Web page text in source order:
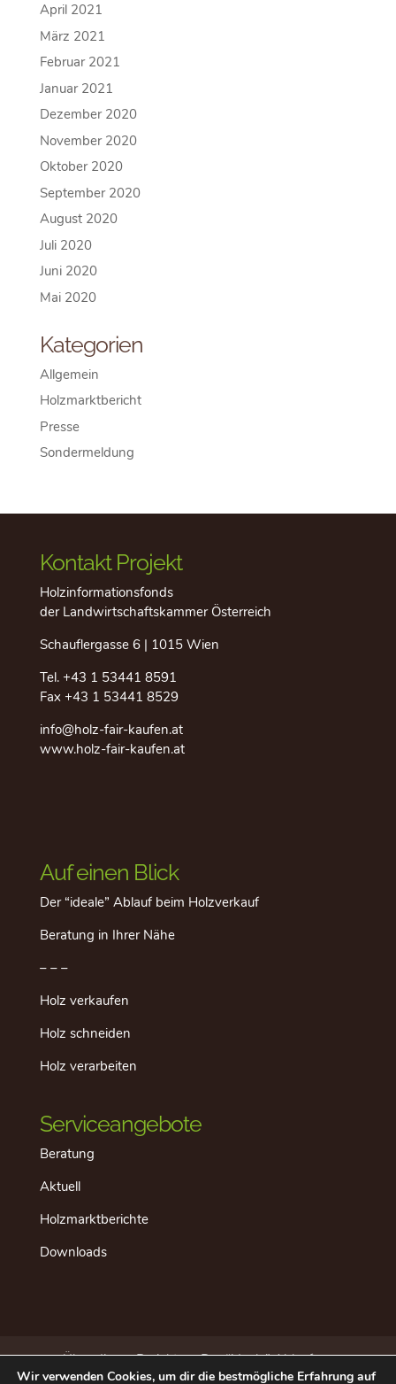
April 2021
März 2021
Februar 2021
Januar 2021
Dezember 2020
November 2020
Oktober 2020
September 2020
August 2020
Juli 2020
Juni 2020
Mai 2020
Kategorien
Allgemein
Holzmarktbericht
Presse
Sondermeldung
Kontakt Projekt
Holzinformationsfonds
der Landwirtschaftskammer Österreich
Schauflergasse 6 | 1015 Wien
Tel. +43 1 53441 8591
Fax +43 1 53441 8529
info@holz-fair-kaufen.at
www.holz-fair-kaufen.at
Auf einen Blick
Der “ideale” Ablauf beim Holzverkauf
Beratung in Ihrer Nähe
– – –
Holz verkaufen
Holz schneiden
Holz verarbeiten
Serviceangebote
Beratung
Aktuell
Holzmarktberichte
Downloads
Über dieses Projekt
Der “ideale” Ablauf
Aktuell
Datenschutz Impressum
Wir verwenden Cookies, um dir die bestmögliche Erfahrung auf